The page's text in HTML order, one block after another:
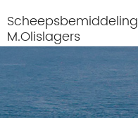
Scheepsbemiddeling
M.Olislagers